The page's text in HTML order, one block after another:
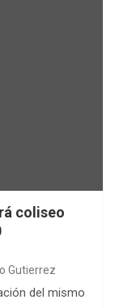
coliseo
Gutierrez
del mismo